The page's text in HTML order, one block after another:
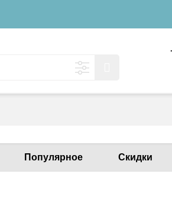
Популярное Скидки